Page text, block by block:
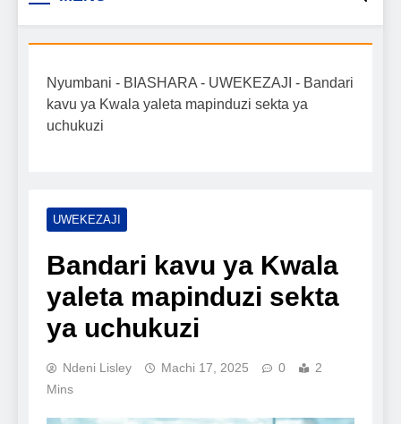
Tanzania
kilimo, mitindo, na burudani kwa Kiswahili,
mafanikio yako.
Nyumbani - BIASHARA - UWEKEZAJI - Bandari
kavu ya Kwala yaleta mapinduzi sekta ya
uchukuzi
UWEKEZAJI
Bandari kavu ya Kwala
yaleta mapinduzi sekta
ya uchukuzi
Ndeni Lisley Machi 17, 2025 0
2
Mins